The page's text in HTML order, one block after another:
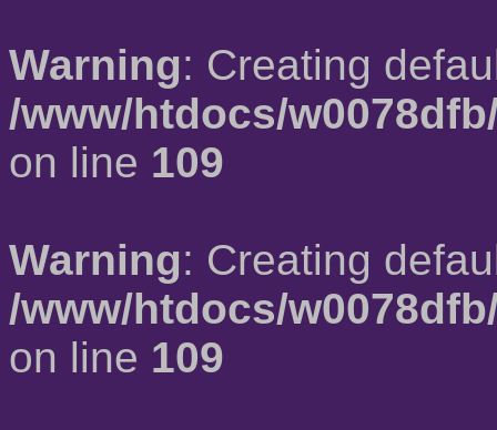
Warning: Creating
/www/htdocs/
on line 109
Warning: Creating
/www/htdocs/
on line 109